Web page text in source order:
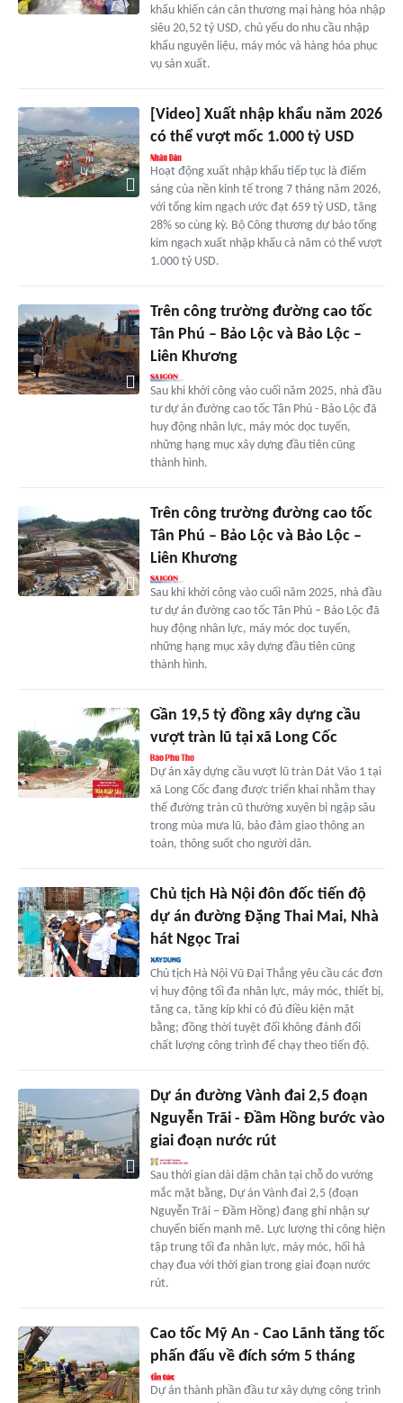
khẩu khiến cán cân thương mại hàng hóa nhập
siêu 20,52 tỷ USD, chủ yếu do nhu cầu nhập
khẩu nguyên liệu, máy móc và hàng hóa phục
vụ sản xuất.
[Video] Xuất nhập khẩu năm 2026
có thể vượt mốc 1.000 tỷ USD
Hoạt động xuất nhập khẩu tiếp tục là điểm
sáng của nền kinh tế trong 7 tháng năm 2026,
với tổng kim ngạch ước đạt 659 tỷ USD, tăng
28% so cùng kỳ. Bộ Công thương dự báo tổng
kim ngạch xuất nhập khẩu cả năm có thể vượt
1.000 tỷ USD.
Trên công trường đường cao tốc
Tân Phú – Bảo Lộc và Bảo Lộc –
Liên Khương
Sau khi khởi công vào cuối năm 2025, nhà đầu
tư dự án đường cao tốc Tân Phú - Bảo Lộc đã
huy động nhân lực, máy móc dọc tuyến,
những hạng mục xây dựng đầu tiên cũng
thành hình.
Trên công trường đường cao tốc
Tân Phú – Bảo Lộc và Bảo Lộc –
Liên Khương
Sau khi khởi công vào cuối năm 2025, nhà đầu
tư dự án đường cao tốc Tân Phú – Bảo Lộc đã
huy động nhân lực, máy móc dọc tuyến,
những hạng mục xây dựng đầu tiên cũng
thành hình.
Gần 19,5 tỷ đồng xây dựng cầu
vượt tràn lũ tại xã Long Cốc
Dự án xây dựng cầu vượt lũ tràn Dát Vảo 1 tại
xã Long Cốc đang được triển khai nhằm thay
thế đường tràn cũ thường xuyên bị ngập sâu
trong mùa mưa lũ, bảo đảm giao thông an
toàn, thông suốt cho người dân.
Chủ tịch Hà Nội đôn đốc tiến độ
dự án đường Đặng Thai Mai, Nhà
hát Ngọc Trai
Chủ tịch Hà Nội Vũ Đại Thắng yêu cầu các đơn
vị huy động tối đa nhân lực, máy móc, thiết bị,
tăng ca, tăng kíp khi có đủ điều kiện mặt
bằng; đồng thời tuyệt đối không đánh đổi
chất lượng công trình để chạy theo tiến độ.
Dự án đường Vành đai 2,5 đoạn
Nguyễn Trãi - Đầm Hồng bước vào
giai đoạn nước rút
Sau thời gian dài dậm chân tại chỗ do vướng
mắc mặt bằng, Dự án Vành đai 2,5 (đoạn
Nguyễn Trãi – Đầm Hồng) đang ghi nhận sự
chuyển biến mạnh mẽ. Lực lượng thi công hiện
tập trung tối đa nhân lực, máy móc, hối hả
chạy đua với thời gian trong giai đoạn nước
rút.
Cao tốc Mỹ An - Cao Lãnh tăng tốc
phấn đấu về đích sớm 5 tháng
Dự án thành phần đầu tư xây dựng công trình